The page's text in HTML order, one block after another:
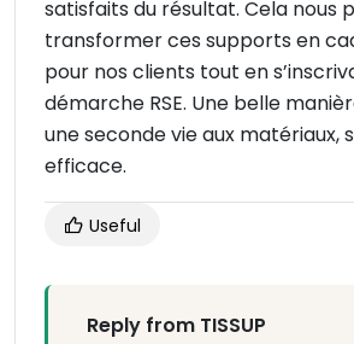
satisfaits du résultat. Cela nous
transformer ces supports en
pour nos clients tout en
démarche RSE. Une belle
une seconde vie aux matériaux,
efficace.
Useful
Reply from TISSUP